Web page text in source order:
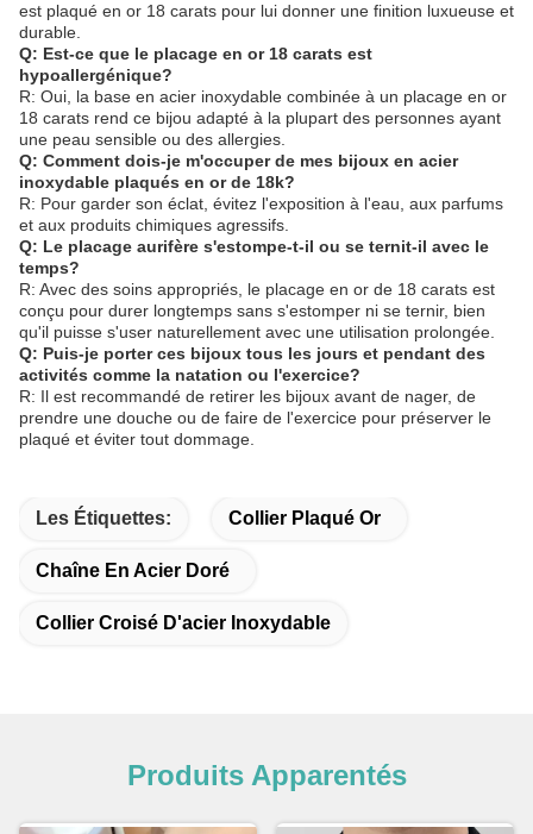
est plaqué en or 18 carats pour lui donner une finition luxueuse et
durable.
Q: Est-ce que le placage en or 18 carats est
hypoallergénique?
R: Oui, la base en acier inoxydable combinée à un placage en or
18 carats rend ce bijou adapté à la plupart des personnes ayant
une peau sensible ou des allergies.
Q: Comment dois-je m'occuper de mes bijoux en acier
inoxydable plaqués en or de 18k?
R: Pour garder son éclat, évitez l'exposition à l'eau, aux parfums
et aux produits chimiques agressifs.
Q: Le placage aurifère s'estompe-t-il ou se ternit-il avec le
temps?
R: Avec des soins appropriés, le placage en or de 18 carats est
conçu pour durer longtemps sans s'estomper ni se ternir, bien
qu'il puisse s'user naturellement avec une utilisation prolongée.
Q: Puis-je porter ces bijoux tous les jours et pendant des
activités comme la natation ou l'exercice?
R: Il est recommandé de retirer les bijoux avant de nager, de
prendre une douche ou de faire de l'exercice pour préserver le
plaqué et éviter tout dommage.
Les Étiquettes: Collier Plaqué Or
Chaîne En Acier Doré
Collier Croisé D'acier Inoxydable
Produits Apparentés